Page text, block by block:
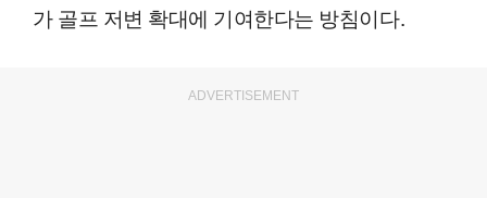
가 골프 저변 확대에 기여한다는 방침이다.
ADVERTISEMENT